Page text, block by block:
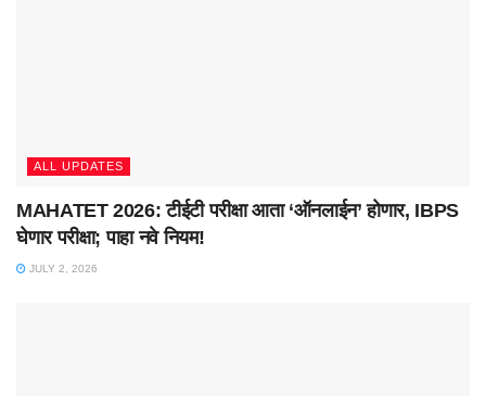
ALL UPDATES
MAHATET 2026: टीईटी परीक्षा आता ‘ऑनलाईन’ होणार, IBPS
घेणार परीक्षा; पाहा नवे नियम!
JULY 2, 2026